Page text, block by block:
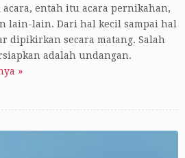
entah itu acara pernikahan,
lain-lain. Dari hal kecil sampai hal
dipikirkan secara matang. Salah
adalah undangan.
»